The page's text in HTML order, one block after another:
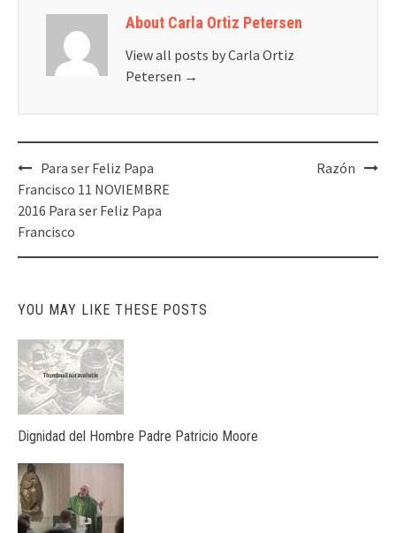
About Carla Ortiz Petersen
View all posts by Carla Ortiz
Petersen →
Post
navigation
Para ser Feliz Papa
Francisco 11 NOVIEMBRE
2016 Para ser Feliz Papa
Francisco
Razón
YOU MAY LIKE THESE POSTS
Dignidad del Hombre Padre Patricio Moore